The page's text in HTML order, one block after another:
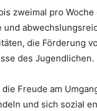
zweimal pro
die Förderung
des Jugendlichen.
Freude am
und sich sozial